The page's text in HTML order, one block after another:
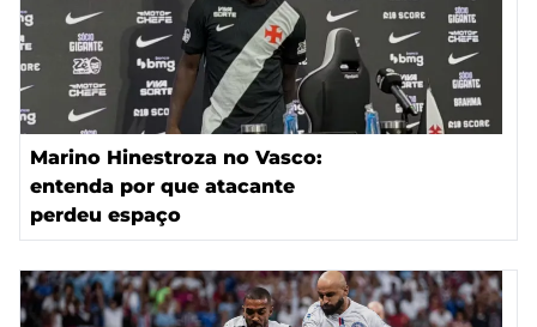
Marino Hinestroza no Vasco:
entenda por que atacante
perdeu espaço